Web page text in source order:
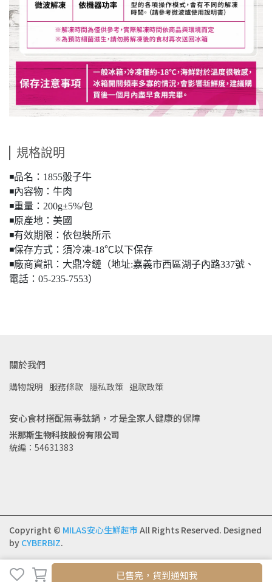
已售完，貨到通知我
規格說明
◾️品名：1855骰子牛
◾️內容物：牛肉
◾️重量：200g±5%/包
◾️原產地：美國
◾️有效期限：依包裝所示
◾️保存方式：須冷凍-18℃以下保存
◾️廠商資訊：大鼎冷鏈（地址:嘉義市西區湖子內路337號、
電話：05-235-7553）
關於我們
購物說明 服務條款 隱私政策 退款政策
安心食材搭配無毒鈦鍋，才是全家人健康的保障
米那斯生物科技股份有限公司
統編：54631383
Copyright © MILAS安心生鮮超市 All Rights Reserved. Designed
by CYBERBIZ.